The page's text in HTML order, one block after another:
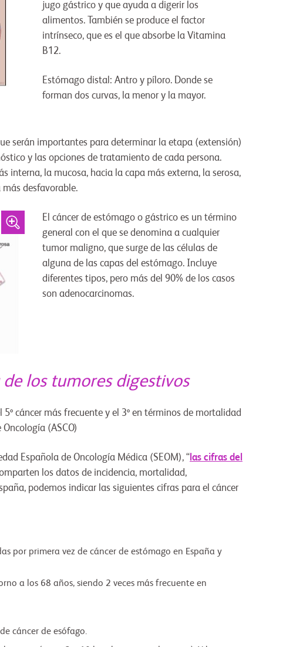
jugo gástrico y que ayuda a digerir los
alimentos. También se produce el factor
intrínseco, que es el que absorbe la Vitamina
B12.
Estómago distal: Antro y píloro. Donde se
forman dos curvas, la menor y la mayor.
serán importantes para determinar la etapa (extensión)
y las opciones de tratamiento de cada persona.
interna, la mucosa, hacia la capa más externa, la serosa,
desfavorable.
El cáncer de estómago o gástrico es un término
general con el que se denomina a cualquier
tumor maligno, que surge de las células de
alguna de las capas del estómago. Incluye
diferentes tipos, pero más del 90% de los casos
son adenocarcinomas.
los tumores digestivos
cáncer más frecuente y el 3º en términos de mortalidad
(ASCO)
Española de Oncología Médica (SEOM), “ las cifras del
los datos de incidencia, mortalidad,
podemos indicar las siguientes cifras para el cáncer
por primera vez de cáncer de estómago en España y
a los 68 años, siendo 2 veces más frecuente en
cáncer de esófago.